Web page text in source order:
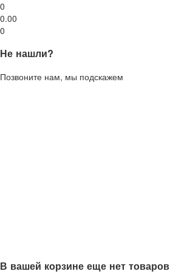
0
0.00
0
Не нашли?
Позвоните нам, мы подскажем
В вашей корзине еще нет товаров